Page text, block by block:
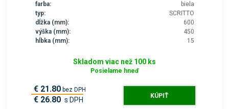
farba:
biela
typ:
SCRITTO
dĺžka (mm):
600
výška (mm):
450
hĺbka (mm):
15
Skladom viac než 100 ks
Posielame hneď
€ 21.80 bez DPH
€ 26.80 s DPH KÚPIŤ